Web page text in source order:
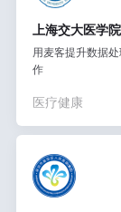
上海交大医学
用麦客提升数据
作
医疗健康